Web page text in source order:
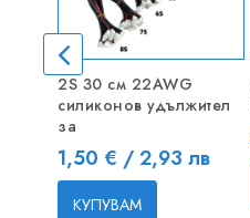
2S 30 см 22AWG
силиконов удължител
за
Цена
1,50 € / 2,93 лв
КУПУВАМ